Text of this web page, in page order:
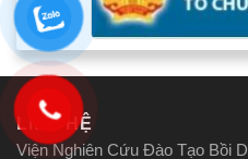
LIÊN HỆ
Viện Nghiên Cứu Đào Tạo Bồi